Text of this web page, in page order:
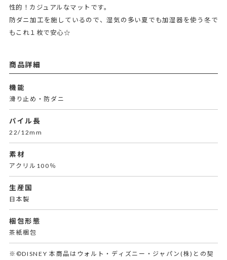
性的！カジュアルなマットです。
防ダニ加工を施しているので、湿気の多い夏でも加湿器を使う冬で
もこれ１枚で安心☆
商品詳細
機能
滑り止め・防ダニ
パイル長
22/12mm
素材
アクリル100％
生産国
日本製
梱包形態
茶紙梱包
※©DISNEY 本商品はウォルト・ディズニー・ジャパン(株)との契